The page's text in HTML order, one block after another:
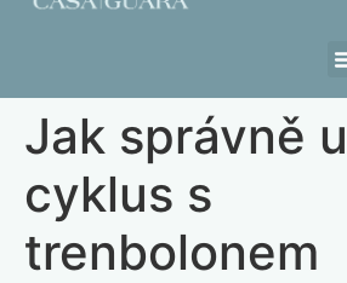
Jak správně
cyklus s
trenbolonem